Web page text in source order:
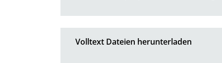
Volltext Dateien herunterladen